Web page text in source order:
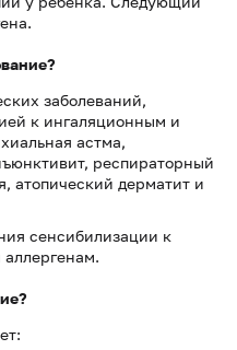
заболеваний,
к ингаляционным и
астма,
респираторный
атопический дерматит и
сенсибилизации к